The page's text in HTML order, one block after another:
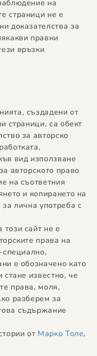
на
страници не е
доказателства за
правни
връзки
създадени от
страници, са обект
за авторско
вид използване
авторското право
на съответния
и копирането на
лична употреба с
сайт не е
права на
специално,
е обозначено като
известно, че
права, моля,
разберем за
съдържание
от Марко Толе,